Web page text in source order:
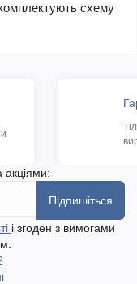
схему
акціями:
Підпишіться
і згоден з вимогами